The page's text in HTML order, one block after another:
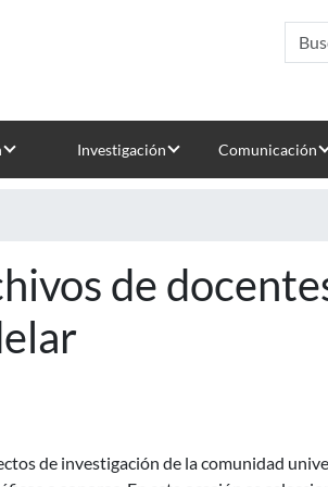
Investigación Comunicación
de
de investigación de la comunidad